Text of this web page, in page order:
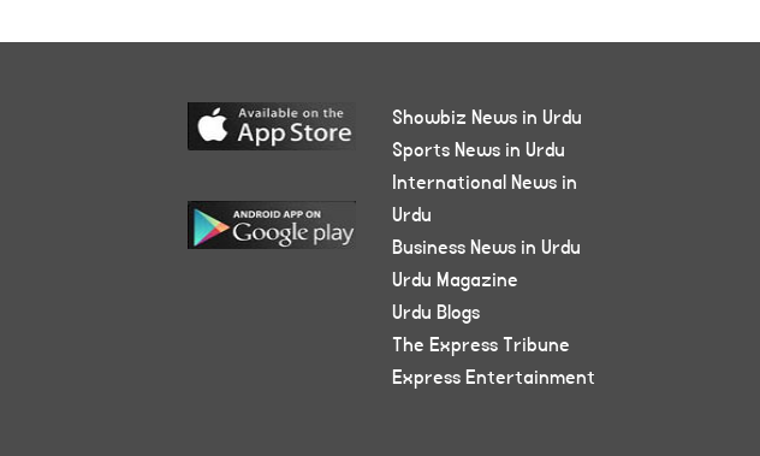
Showbiz News in Urdu
Sports News in Urdu
International News in
Urdu
Business News in Urdu
Urdu Magazine
Urdu Blogs
The Express Tribune
Express Entertainment